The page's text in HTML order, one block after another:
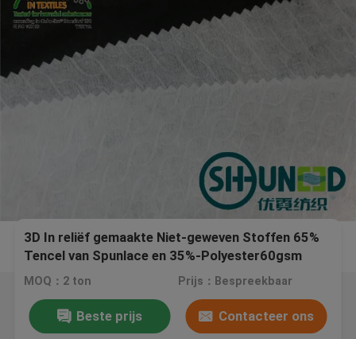
3D In reliëf gemaakte Niet-geweven Stoffen 65%
Tencel van Spunlace en 35%-Polyester60gsm
Gewicht
MOQ：2 ton Prijs：Bespreekbaar
Beste prijs Contacteer ons